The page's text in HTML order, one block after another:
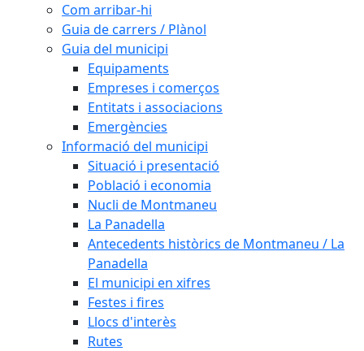
Com arribar-hi
Guia de carrers / Plànol
Guia del municipi
Equipaments
Empreses i comerços
Entitats i associacions
Emergències
Informació del municipi
Situació i presentació
Població i economia
Nucli de Montmaneu
La Panadella
Antecedents històrics de Montmaneu / La
Panadella
El municipi en xifres
Festes i fires
Llocs d'interès
Rutes